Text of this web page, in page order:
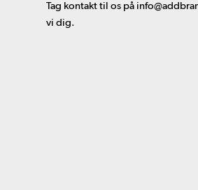
Tag kontakt til os på
vi dig.